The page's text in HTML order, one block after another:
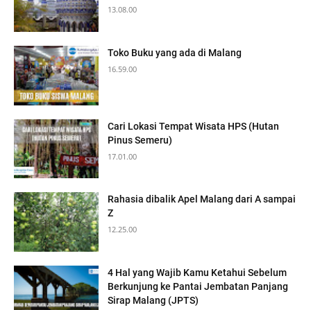
13.08.00
Toko Buku yang ada di Malang
16.59.00
Cari Lokasi Tempat Wisata HPS (Hutan
Pinus Semeru)
17.01.00
Rahasia dibalik Apel Malang dari A sampai
Z
12.25.00
4 Hal yang Wajib Kamu Ketahui Sebelum
Berkunjung ke Pantai Jembatan Panjang
Sirap Malang (JPTS)